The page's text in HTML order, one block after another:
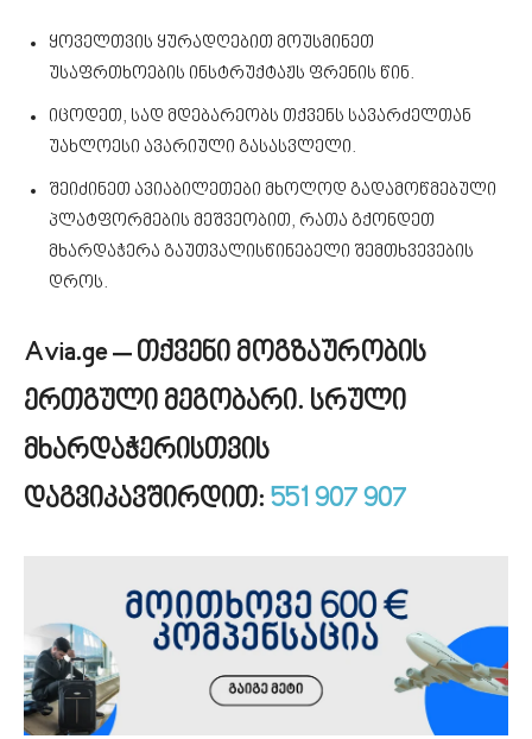
ყოველთვის ყურადღებით მოუსმინეთ
უსაფრთხოების ინსტრუქტაჟს ფრენის წინ.
იცოდეთ, სად მდებარეობს თქვენს სავარძელთან
უახლოესი ავარიული გასასვლელი.
შეიძინეთ ავიაბილეთები მხოლოდ გადამოწმებული
პლატფორმების მეშვეობით, რათა გქონდეთ
მხარდაჭერა გაუთვალისწინებელი შემთხვევების
დროს.
Avia.ge – თქვენი მოგზაურობის
ერთგული მეგობარი. სრული
მხარდაჭერისთვის
დაგვიკავშირდით: 551 907 907